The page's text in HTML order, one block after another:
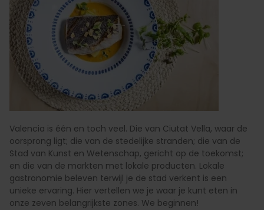
Valencia is één en toch veel. Die van Ciutat Vella, waar de
oorsprong ligt; die van de stedelijke stranden; die van de
Stad van Kunst en Wetenschap, gericht op de toekomst;
en die van de markten met lokale producten. Lokale
gastronomie beleven terwijl je de stad verkent is een
unieke ervaring. Hier vertellen we je waar je kunt eten in
onze zeven belangrijkste zones. We beginnen!